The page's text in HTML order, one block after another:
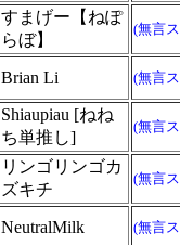
すまげー【ねぽ
らぼ】
(無言
Brian Li (無言
Shiaupiau [ねね
ち単推し]
(無言
リンゴリンゴカ
ズキチ
(無言
NeutralMilk (無言